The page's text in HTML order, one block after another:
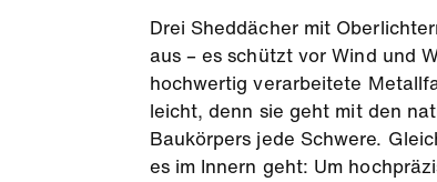
Drei Sheddächer mit
aus – es schützt vor Wind und
hochwertig verarbeitete
leicht, denn sie geht mit den
Baukörpers jede Schwere.
es im Innern geht: Um